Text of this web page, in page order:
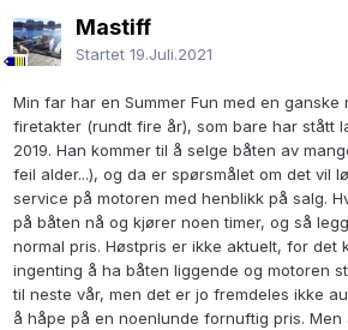
Mastiff
Startet 19.Juli.2021
Min far har en Summer Fun med en
firetakter (rundt fire år), som bare har stått
2019. Han kommer til å selge båten av
feil alder...), og da er spørsmålet om det vil
service på motoren med henblikk på salg.
på båten nå og kjører noen timer, og så
normal pris. Høstpris er ikke aktuelt, for det
ingenting å ha båten liggende og motoren
til neste vår, men det er jo fremdeles ikke
å håpe på en noenlunde fornuftig pris. Men